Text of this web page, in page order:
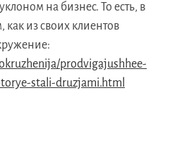
на бизнес. То есть, в
как из своих клиентов
prodvigajushhee-
stali-druzjami.html